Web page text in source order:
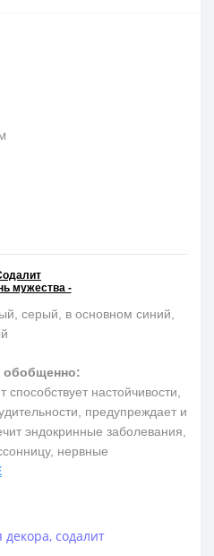
мужества -
серый, в основном синий,
обобщенно:
настойчивости,
предупреждает и
эндокринные заболевания,
нервные
декора, содалит